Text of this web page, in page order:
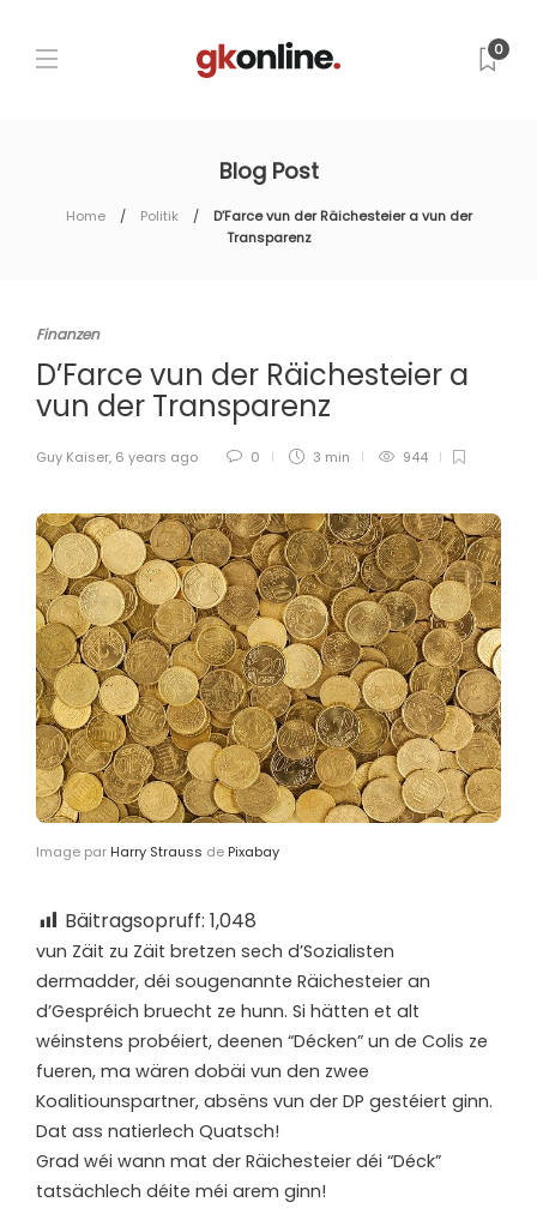
0
Blog Post
Home Politik
D’Farce vun der Räichesteier a vun der
Transparenz
Finanzen
D’Farce vun der Räichesteier a
vun der Transparenz
Guy Kaiser, 6 years ago 0 3 min 944
Image par Harry Strauss de Pixabay
Bäitragsopruff: 1,048
vun Zäit zu Zäit bretzen sech d’Sozialisten
dermadder, déi sougenannte Räichesteier an
d’Gespréich bruecht ze hunn. Si hätten et alt
wéinstens probéiert, deenen “Décken” un de Colis ze
fueren, ma wären dobäi vun den zwee
Koalitiounspartner, absëns vun der DP gestéiert ginn.
Dat ass natierlech Quatsch!
Grad wéi wann mat der Räichesteier déi “Déck”
tatsächlech déite méi arem ginn!